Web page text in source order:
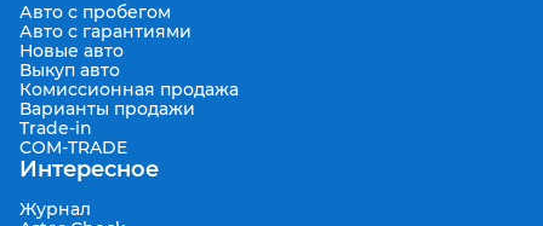
Авто с пробегом
Авто с гарантиями
Новые авто
Выкуп авто
Комиссионная продажа
Варианты продажи
Trade-in
COM-TRADE
Интересное
Журнал